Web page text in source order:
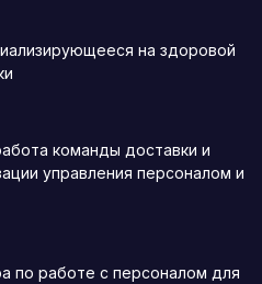
на здоровой
команды доставки и
управления персоналом и
по работе с персоналом для